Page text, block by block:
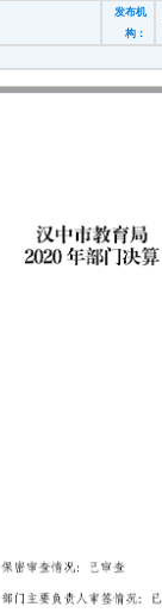
发布机
构：